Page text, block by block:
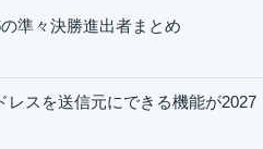
準々決勝進出者まとめ
レスを送信元にできる機能が2027